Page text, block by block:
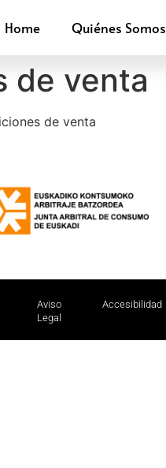
Home Quiénes Somos
de venta
de venta
Aviso
Legal
Accesibilidad